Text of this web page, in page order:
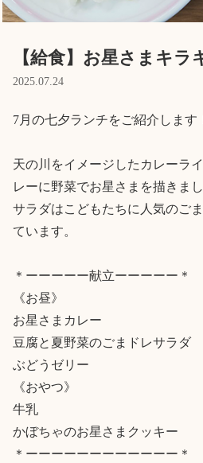
利
プライバシー
【給食】お星さまキ
2025.07.24
7月の七夕ランチをご紹介します
天の川をイメージしたカレーラ
レーに野菜でお星さまを描きま
サラダはこどもたちに人気のご
ています。
＊ーーーーー献立ーーーーー＊
《お昼》
お星さまカレー
豆腐と夏野菜のごまドレサラダ
ぶどうゼリー
《おやつ》
牛乳
かぼちゃのお星さまクッキー
＊ーーーーーーーーーーーー＊